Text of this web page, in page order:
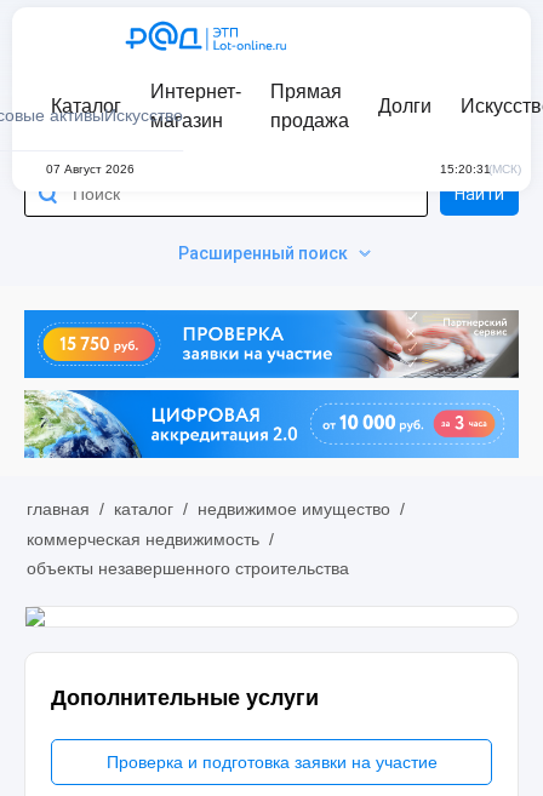
активыИскусство
Каталог
Интернет-
магазин
Прямая
продажа
Долги
07 Август 2026 15:20:31(МСК)
Расширенный поиск
Найти
главная / каталог / недвижимое имущество /
коммерческая недвижимость /
объекты незавершенного строительства
Дополнительные услуги
Проверка и подготовка заявки на участие